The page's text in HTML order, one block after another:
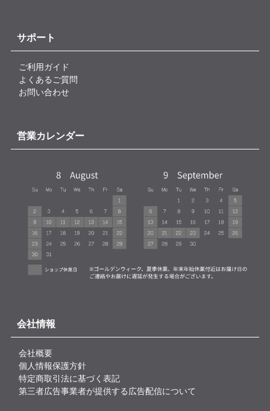
サポート
ご利用ガイド
よくあるご質問
お問い合わせ
営業カレンダー
会社情報
会社概要
個人情報保護方針
特定商取引法に基づく表記
第三者広告事業者が提供する広告配信について